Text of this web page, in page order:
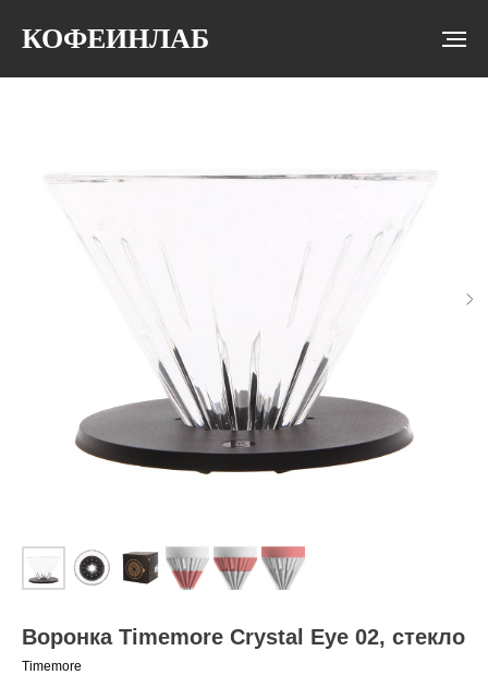
КОФЕИНЛАБ
Воронка Timemore Crystal Eye 02, стекло
Timemore